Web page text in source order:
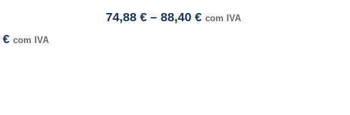
€ com IVA
74,88€ – 88,40€ com IVA